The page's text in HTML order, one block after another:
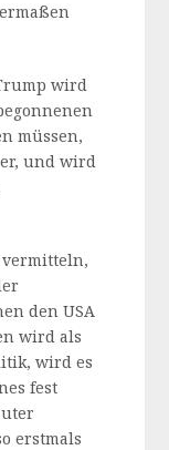
wird
müssen,
und wird
den USA
wird als
wird es
fest
erstmals